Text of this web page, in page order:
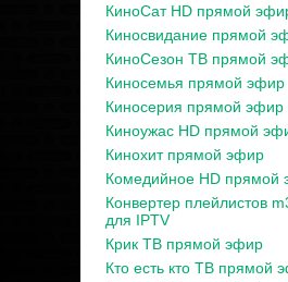
КиноСат HD прямой
Киносвидание прямой
КиноСезон ТВ прямой
Киносемья прямой эфир
Киносерия прямой эфир
Киноужас HD прямой
Кинохит прямой эфир
Комедийное HD прямой
Конвертер плейлистов
для IPTV
Крик ТВ прямой эфир
Кто есть кто ТВ прямой